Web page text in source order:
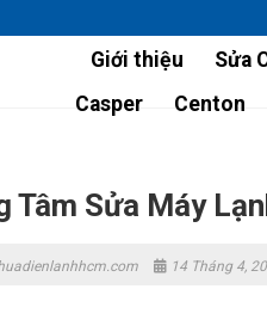
Giới thiệu Sửa
Casper
Centon
Tâm Sửa Máy
14 Tháng 4,